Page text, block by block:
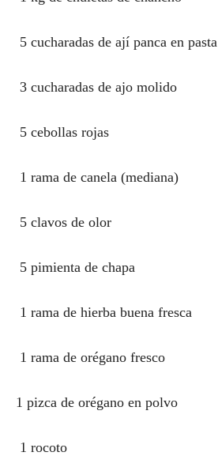
5 cucharadas de ají panca en pasta
3 cucharadas de ajo molido
5 cebollas rojas
1 rama de canela (mediana)
5 clavos de olor
5 pimienta de chapa
1 rama de hierba buena fresca
1 rama de orégano fresco
1 pizca de orégano en polvo
1 rocoto